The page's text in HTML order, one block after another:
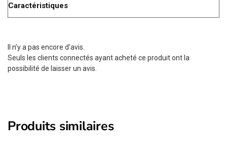
Caractéristiques
Il n’y a pas encore d’avis.
Seuls les clients connectés ayant acheté ce produit ont la
possibilité de laisser un avis.
Produits similaires